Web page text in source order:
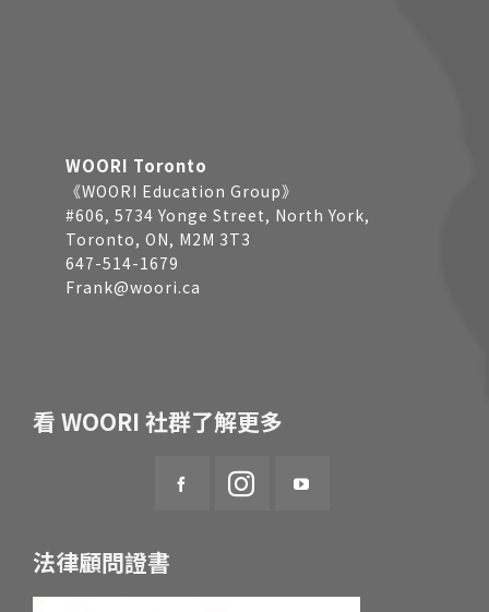
WOORI Toronto
《WOORI Education Group》
#606, 5734 Yonge Street, North York,
Toronto, ON, M2M 3T3
647-514-1679
Frank@woori.ca
看 WOORI 社群了解更多
法律顧問證書